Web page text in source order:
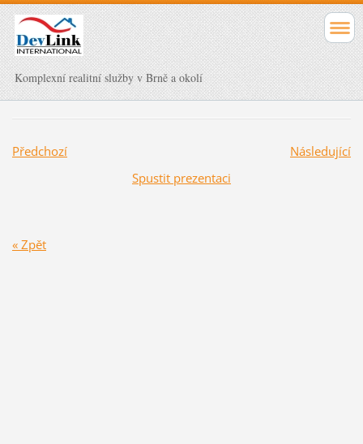
Komplexní realitní služby v Brně a okolí
Předchozí
Následující
Spustit prezentaci
« Zpět